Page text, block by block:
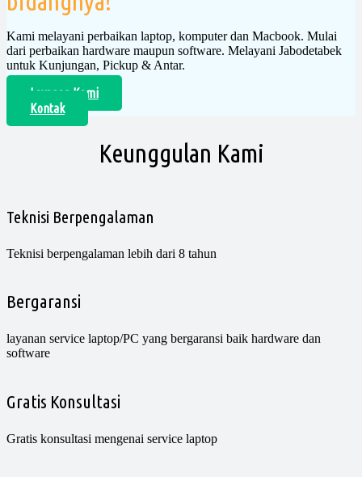
Kami melayani perbaikan laptop, komputer dan Macbook. Mulai
dari perbaikan hardware maupun software. Melayani Jabodetabek
untuk Kunjungan, Pickup & Antar.
Layanan Kami
Kontak
Keunggulan Kami
Teknisi Berpengalaman
Teknisi berpengalaman lebih dari 8 tahun
Bergaransi
layanan service laptop/PC yang bergaransi baik hardware dan
software
Gratis Konsultasi
Gratis konsultasi mengenai service laptop